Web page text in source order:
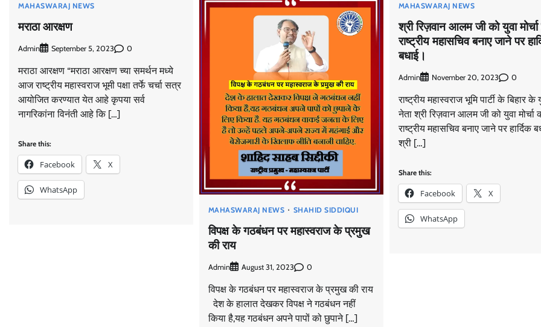
MAHASWARAJ NEWS
मराठा आरक्षण
Admin September 5, 2023 0
मराठा आरक्षण “मराठा आरक्षण च्या समर्थन मध्ये
आज राष्ट्रीय महास्वराज भूमी पक्षा तर्फे चर्चा सत्र
आयोजित करण्यात येत आहे कृपया सर्व
नागरिकांना विनंती आहे कि […]
Share this:
Facebook X
WhatsApp
MAHASWARAJ NEWS SHAHID SIDDIQUI
विपक्ष के गठबंधन पर महास्वराज के प्रमुख
की राय
Admin August 31, 2023 0
विपक्ष के गठबंधन पर महास्वराज के प्रमुख की राय
देश के हालात देखकर विपक्ष ने गठबंधन नहीं
किया है,यह गठबंधन अपने पापों को छुपाने […]
MAHASWARAJ NEWS
श्री रिज़वान आलम जी को युवा
राष्ट्रीय महासचिव बनाए जाने पर
बधाई।
Admin November 20, 2023 0
राष्ट्रीय महास्वराज भूमि पार्टी के बिहार के
नेता श्री रिज़वान आलम जी को युवा मोर्चा
राष्ट्रीय महासचिव बनाए जाने पर हार्दिक
श्री […]
Share this:
Facebook X
WhatsApp